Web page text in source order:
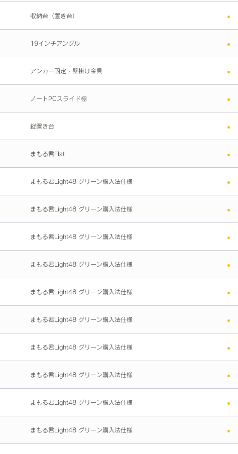
収納台（置き台）
19インチアングル
アンカー固定・壁掛け金具
ノートPCスライド棚
縦置き台
まもる君Flat
まもる君Light48 グリーン購入法仕様
まもる君Light48 グリーン購入法仕様
まもる君Light48 グリーン購入法仕様
まもる君Light48 グリーン購入法仕様
まもる君Light48 グリーン購入法仕様
まもる君Light48 グリーン購入法仕様
まもる君Light48 グリーン購入法仕様
まもる君Light48 グリーン購入法仕様
まもる君Light48 グリーン購入法仕様
まもる君Light48 グリーン購入法仕様